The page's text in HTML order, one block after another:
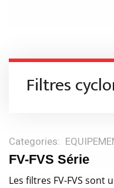
Filtres
Categories:
FV-FVS Série
Les filtres FV-FVS sont